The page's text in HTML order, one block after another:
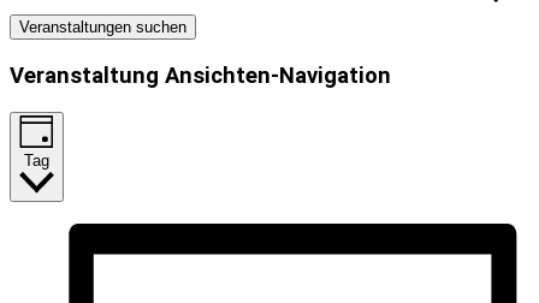
Veranstaltungen suchen
Veranstaltung Ansichten-Navigation
Tag